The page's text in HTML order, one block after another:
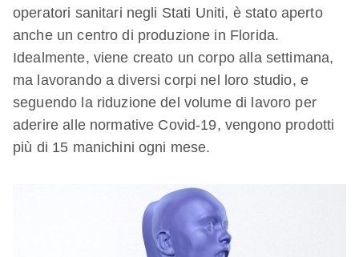
operatori sanitari negli Stati Uniti, è stato aperto
anche un centro di produzione in Florida.
Idealmente, viene creato un corpo alla settimana,
ma lavorando a diversi corpi nel loro studio, e
seguendo la riduzione del volume di lavoro per
aderire alle normative Covid-19, vengono prodotti
più di 15 manichini ogni mese.